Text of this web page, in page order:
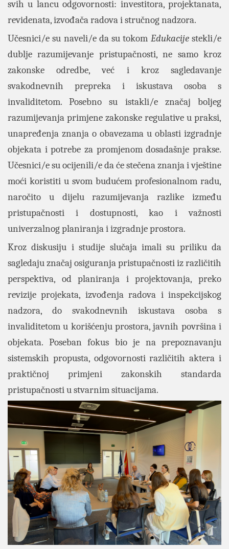
svih u lancu odgovornosti: investitora, projektanata,
revidenata, izvođača radova i stručnog nadzora.
Učesnici/e su naveli/e da su tokom Edukacijestekli/e
dublje razumijevanje pristupačnosti, ne samo kroz
zakonske odredbe, već i kroz sagledavanje
svakodnevnih prepreka i iskustava osoba s
invaliditetom. Posebno su istakli/e značaj boljeg
razumijevanja primjene zakonske regulative u praksi,
unapređenja znanja o obavezama u oblasti izgradnje
objekata i potrebe za promjenom dosadašnje prakse.
Učesnici/e su ocijenili/e da će stečena znanja i vještine
moći koristiti u svom budućem profesionalnom radu,
naročito u dijelu razumijevanja razlike između
pristupačnosti i dostupnosti, kao i važnosti
univerzalnog planiranja i izgradnje prostora.
Kroz diskusiju i studije slučaja imali su priliku da
sagledaju značaj osiguranja pristupačnosti iz različitih
perspektiva, od planiranja i projektovanja, preko
revizije projekata, izvođenja radova i inspekcijskog
nadzora, do svakodnevnih iskustava osoba s
invaliditetom u korišćenju prostora, javnih površina i
objekata. Poseban fokus bio je na prepoznavanju
sistemskih propusta, odgovornosti različitih aktera i
praktičnoj primjeni zakonskih standarda
pristupačnosti u stvarnim situacijama.